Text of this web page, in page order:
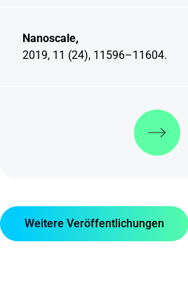
Nanoscale,
2019, 11 (24), 11596–11604.
Weiterlesen
Weitere Veröffentlichungen